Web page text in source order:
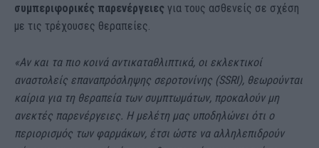
συμπεριφορικές παρενέργειες για τους ασθενείς σε σχέση
με τις τρέχουσες θεραπείες.
«Αν και τα πιο κοινά αντικαταθλιπτικά, οι εκλεκτικοί
αναστολείς επαναπρόσληψης σεροτονίνης (SSRI), θεωρούνται
καίρια για τη θεραπεία των συμπτωμάτων, προκαλούν μη
ανεκτές παρενέργειες. Η μελέτη μας υποδηλώνει ότι ο
περιορισμός των φαρμάκων, έτσι ώστε να αλληλεπιδρούν